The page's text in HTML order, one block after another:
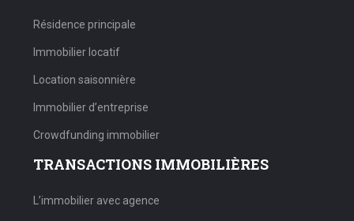
Résidence principale
Immobilier locatif
Location saisonnière
Immobilier d’entreprise
Crowdfunding immobilier
TRANSACTIONS IMMOBILIÈRES
L’immobilier avec agence